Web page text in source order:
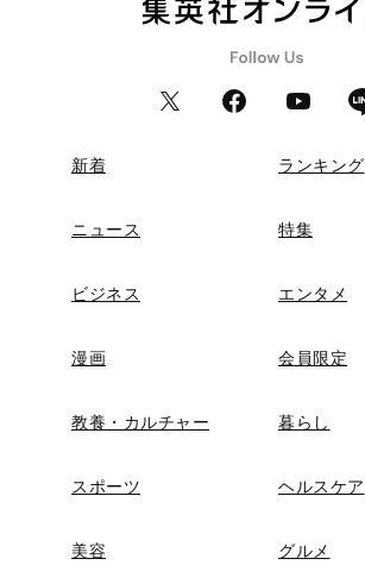
新着 ランキング
ニュース 特集
ビジネス エンタメ
漫画 会員限定
教養・カルチャー 暮らし
スポーツ ヘルスケア
美容 グルメ